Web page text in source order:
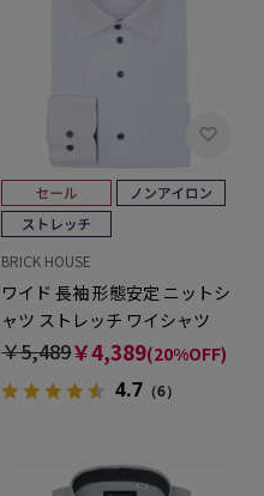
BRICK HOUSE
ワイド 長袖 形態安定 ニットシ
ャツ ストレッチ ワイシャツ
￥5,489￥4,389(20%OFF)
4.7 （6）